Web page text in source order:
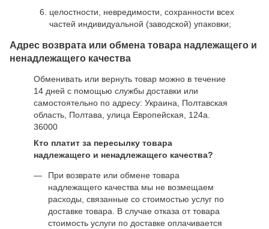
целостности, невредимости, сохранности всех
частей индивидуальной (заводской) упаковки;
Адрес возврата или обмена товара надлежащего и
ненадлежащего качества
Обменивать или вернуть товар можно в течение
14 дней с помощью службы доставки или
самостоятельно по адресу: Украина, Полтавская
область, Полтава, улица Европейская, 124а.
36000
Кто платит за пересылку товара
надлежащего и ненадлежащего качества?
При возврате или обмене товара
надлежащего качества мы не возмещаем
расходы, связанные со стоимостью услуг по
доставке товара. В случае отказа от товара
стоимость услуги по доставке оплачивается